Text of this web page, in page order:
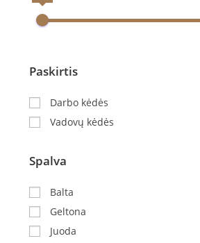
Paskirtis
Darbo kėdės
Vadovų kėdės
Spalva
Balta
Geltona
Juoda